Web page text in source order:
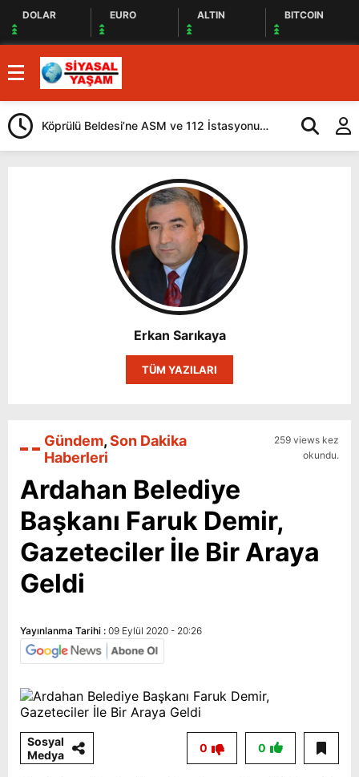
DOLAR EURO ALTIN BITCOIN
Köprülü Beldesi’ne ASM ve 112 İstasyonu
Yapılacak
Ardahan’da
Erkan Sarıkaya
TÜM YAZILARI
Gündem,Son Dakika
Haberleri
259 views kez
okundu.
Ardahan Belediye
Başkanı Faruk Demir,
Gazeteciler İle Bir Araya
Geldi
Yayınlanma Tarihi : 09 Eylül 2020 - 20:26
Sosyal
Medya
0
0